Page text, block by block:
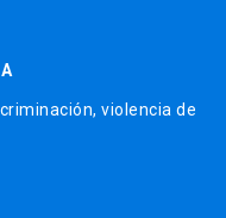
violencia de